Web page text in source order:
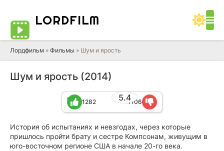
LORDFILM
Лордфильм » Фильмы » Шум и ярость
Шум и ярость (2014)
5.4
1282 1106
История об испытаниях и невзгодах, через которые
пришлось пройти брату и сестре Компсонам, живущим в
юго-восточном регионе США в начале 20-го века.